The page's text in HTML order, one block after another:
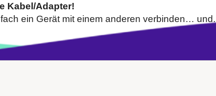
Kabel/Adapter!
ein Gerät mit einem anderen verbinden…